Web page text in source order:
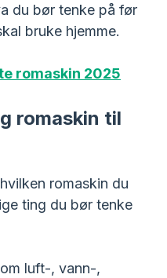
du bør tenke på før
bruke hjemme.
romaskin 2025
romaskin til
romaskin du
ting du bør tenke
luft-, vann-,